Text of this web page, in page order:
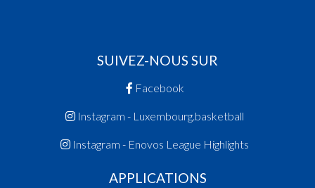
SUIVEZ-NOUS SUR
Facebook
Instagram - Luxembourg.basketball
Instagram - Enovos League Highlights
APPLICATIONS